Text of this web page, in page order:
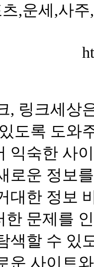
,운세,사
, 링크세상
도록 도와
익숙한 사
로운 정보
대한 정보
한 문제를
색할 수 있
운 사이트